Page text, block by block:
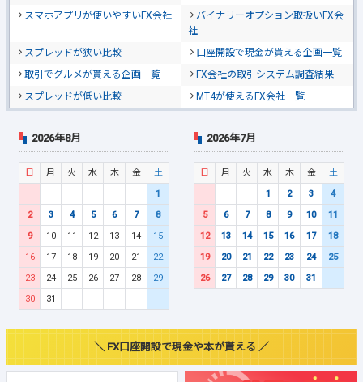
スマホアプリが使いやすいFX会社
バイナリーオプション取扱いFX会
社
スプレッドが狭い比較
口座開設で現金が貰える企画一覧
取引でグルメが貰える企画一覧
FX会社の取引システム調査結果
スプレッドが低い比較
MT4が使えるFX会社一覧
2026年8月
日 月 火 水 木 金
土
1
2
3 4 5 6 7
8
9
10 11 12 13 14
15
16
17 18 19 20 21
22
23
24 25 26 27 28
29
30
31
2026年7月
日 月 火 水 木 金
土
1
2 3
4
5
6 7 8 9 10
11
12
13 14 15 16 17
18
19
20 21 22 23 24
25
26
27 28 29 30 31
＼ FX口座開設で現金や本が貰える ／